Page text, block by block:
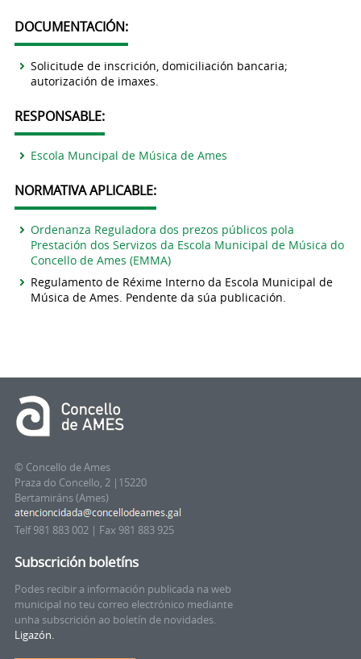
DOCUMENTACIÓN:
Solicitude de inscrición, domiciliación bancaria;
autorización de imaxes.
RESPONSABLE:
Escola Muncipal de Música de Ames
NORMATIVA APLICABLE:
Ordenanza Reguladora dos prezos públicos pola
Prestación dos Servizos da Escola Municipal de Música do
Concello de Ames (EMMA)
Regulamento de Réxime Interno da Escola Municipal de
Música de Ames. Pendente da súa publicación.
© Concello de Ames
Praza do Concello, 2 |15220
Bertamiráns (Ames)
Telf 981 883 002 | Fax 981 883 925
Subscrición boletíns
Podes recibir a información publicada na web
municipal no teu correo electrónico mediante
unha subscrición ao boletín de novidades.
Ligazón.